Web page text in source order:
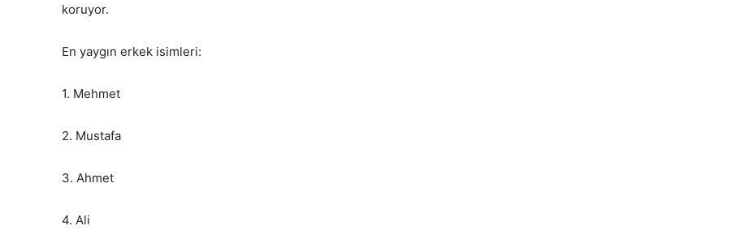
koruyor.
En yaygın erkek isimleri:
1. Mehmet
2. Mustafa
3. Ahmet
4. Ali